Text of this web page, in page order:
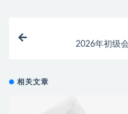
2026年初级
相关文章